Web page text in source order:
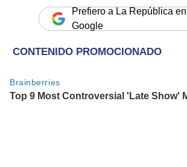
Prefiero a La República en
Google